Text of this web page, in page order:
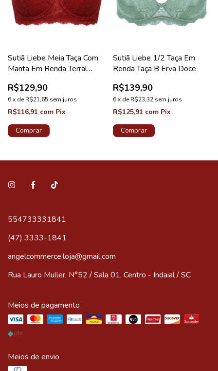
Sutiã Liebe Meia Taça Com
Manta Em Renda Terral
R$129,90
6x deR$21,65 sem juros
R$116,91 com Pix
Comprar
Sutiã Liebe 1/2 Taça Em
Renda Taça B Erva Doce
R$139,90
6x deR$23,32 sem juros
R$125,91 com Pix
Comprar
554733331841
(47) 3333-1841
angelcommerce.loja@gmail.com
Rua Lauro Muller, N°52 / Sala 01, Centro - Indaial / SC
Meios de pagamento
Meios de envio